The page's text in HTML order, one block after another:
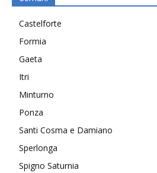
Castelforte
Formia
Gaeta
Itri
Minturno
Ponza
Santi Cosma e Damiano
Sperlonga
Spigno Saturnia